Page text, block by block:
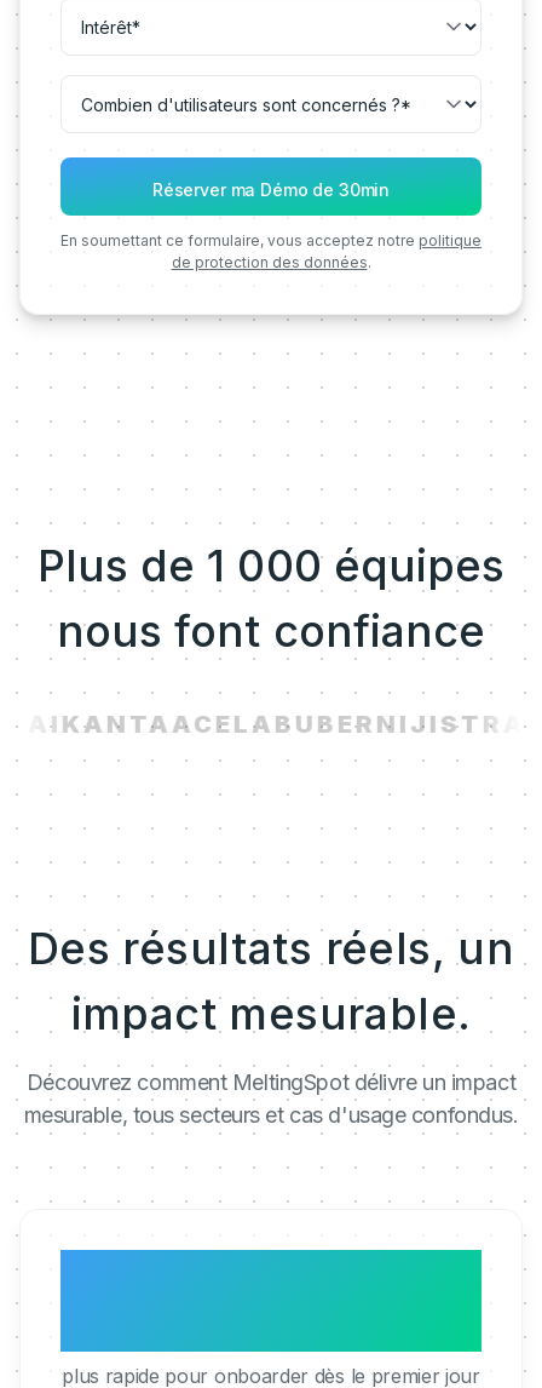
En soumettant ce formulaire, vous acceptez notre politique
de protection des données.
Plus de 1 000 équipes
nous font confiance
KANTAACELABUBERNIJI
Des résultats réels, un
impact mesurable.
Découvrez comment MeltingSpot délivre un impact
mesurable, tous secteurs et cas d'usage confondus.
plus rapide pour onboarder dès le premier jour